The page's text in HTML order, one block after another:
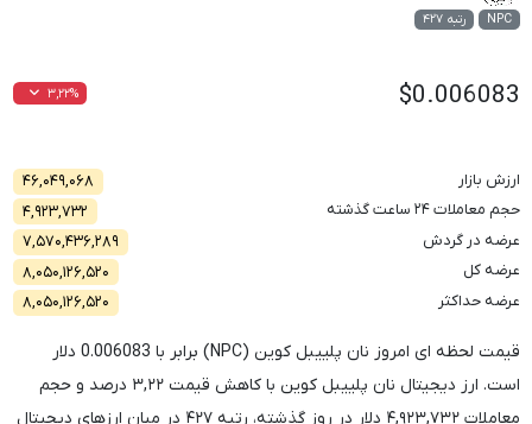
NPC رتبه ۴۲۷
$0.006083 ۳,۲۲%
ارزش بازار
۴۶,۰۴۹,۰۶۸
حجم معاملات ۲۴ ساعت گذشته
۴,۹۲۳,۷۳۲
عرضه در گردش
۷,۵۷۰,۴۳۶,۲۸۹
عرضه کل
۸,۰۵۰,۱۲۶,۵۲۰
عرضه حداکثر
۸,۰۵۰,۱۲۶,۵۲۰
قیمت لحظه ای امروز نان پلییبل کوین (NPC) برابر با 0.006083 دلار
است. ارز دیجیتال نان پلییبل کوین با کاهش قیمت۳,۲۲ درصد و حجم
معاملات۴,۹۲۳,۷۳۲ دلار در روز گذشته، رتبه۴۲۷ در میان ارزهای دیجیتال